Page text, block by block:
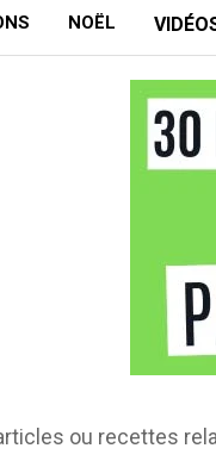
NOËL
ou recettes